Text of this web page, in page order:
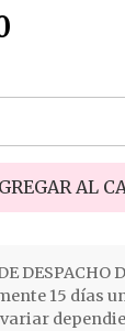
AL
DESPACHO
15 días